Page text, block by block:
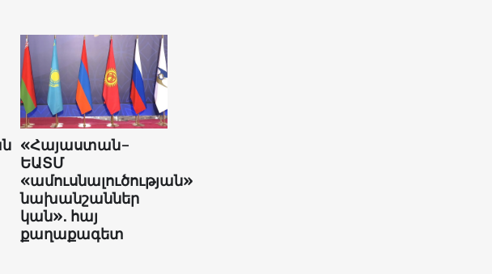
«Հայաստան-
ԵԱՏՄ
«ամուսնալուծության»
նախանշաններ
կան»․ հայ
քաղաքագետ